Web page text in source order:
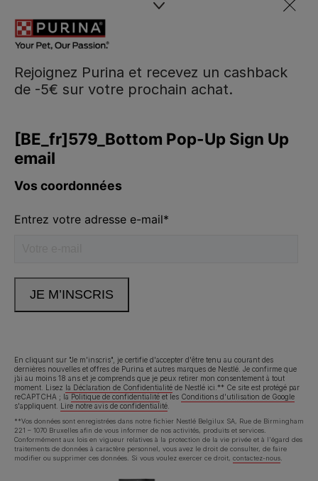
Rejoignez Purina et recevez un cashback
de -5€ sur votre prochain achat.
En cliquant sur "Je m'inscris", je certifie d'accepter d'être tenu au courant des
dernières nouvelles et offres de Purina et autres marques de Nestlé. Je confirme que
j’ai au moins 18 ans et je comprends que je peux retirer mon consentement à tout
moment. Lisez la Déclaration de Confidentialité de Nestlé ici.** Ce site est protégé par
reCAPTCHA ; la Politique de confidentialité et les Conditions d'utilisation de Google
s'appliquent.
Lire notre avis de confidentialité
**Vos données sont enregistrées dans notre fichier Nestlé Belgilux SA, Rue de Birmingham
221 – 1070 Bruxelles afin de vous informer de nos activités, produits et services.
Conformément aux lois en vigueur relatives à la protection de la vie privée et à l'égard des
traitements de données à caractère personnel, vous avez le droit de consulter, de faire
modifier ou supprimer ces données. Si vous voulez exercer ce droit, contactez-nous.
Purina
Déclaration d'accessibilité Conditions d’utilisation
Avis de confidentialité Cookies